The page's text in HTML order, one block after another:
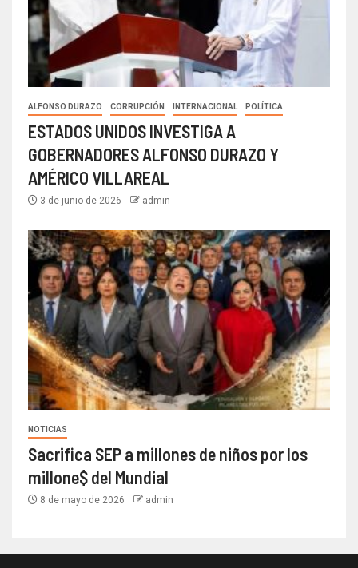
ALFONSO DURAZO CORRUPCIÓN INTERNACIONAL POLÍTICA
ESTADOS UNIDOS INVESTIGA A
GOBERNADORES ALFONSO DURAZO Y
AMÉRICO VILLAREAL
3 de junio de 2026 admin
NOTICIAS
Sacrifica SEP a millones de niños por los
millone$ del Mundial
8 de mayo de 2026 admin